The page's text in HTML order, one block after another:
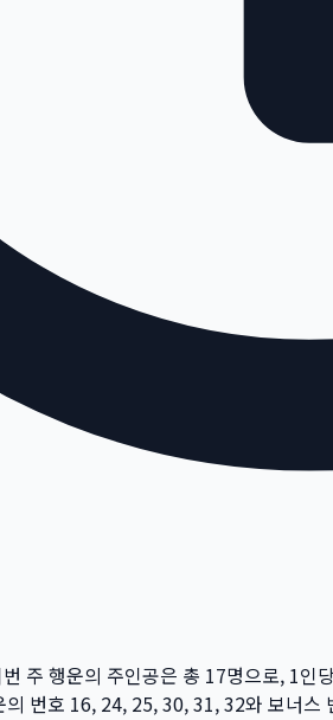
주 행운의 주인공은 총 17명으로, 1인
의 번호 16, 24, 25, 30, 31, 32와 보너스